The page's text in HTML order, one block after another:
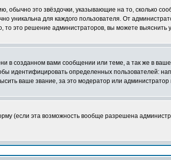
обычно это звёздочки, указывающие на то, сколько
уникальна для каждого пользователя. От
то это решение администраторов, вы можете выяснить
созданном вами сообщении или теме, а так же в
идентифицировать определенных пользователей:
ваше звание, за это модератор или
(если эта возможность вообще разрешена